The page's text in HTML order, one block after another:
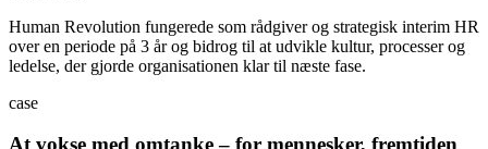
Human Revolution fungerede som rådgiver og strategisk interim HR
over en periode på 3 år og bidrog til at udvikle kultur, processer og
ledelse, der gjorde organisationen klar til næste fase.
case